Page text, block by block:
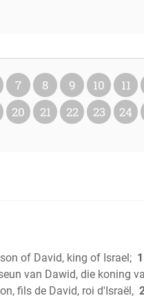
7 8 9 10 11
20 21 22 23 24
of David, king of Israel;
van Dawid, die koning
fils de David, roi d'Israël,